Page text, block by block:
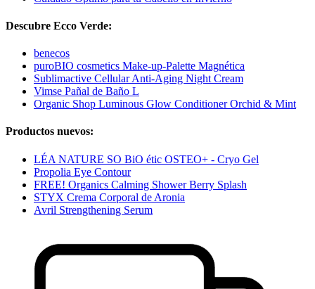
Descubre Ecco Verde:
benecos
puroBIO cosmetics Make-up-Palette Magnética
Sublimactive Cellular Anti-Aging Night Cream
Vimse Pañal de Baño L
Organic Shop Luminous Glow Conditioner Orchid & Mint
Productos nuevos:
LÉA NATURE SO BiO étic OSTEO+ - Cryo Gel
Propolia Eye Contour
FREE! Organics Calming Shower Berry Splash
STYX Crema Corporal de Aronia
Avril Strengthening Serum